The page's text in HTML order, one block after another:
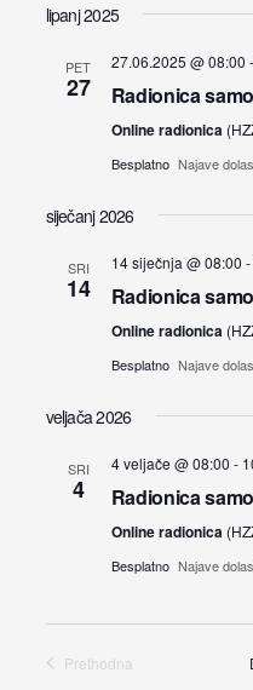
lipanj 2025
PET
27
27.06.2025 @ 08:00 -
Radionica
Online radionica
Besplatno Najave
siječanj 2026
SRI
14
14 siječnja @ 08:00 -
Radionica
Online radionica
Besplatno Najave
veljača 2026
SRI
4
4 veljače @ 08:00 -
Radionica
Online radionica
Besplatno Najave
Prethodna